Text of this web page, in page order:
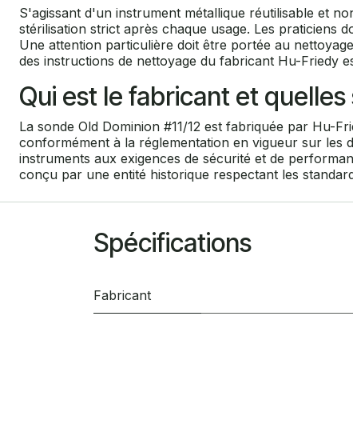
S'agissant d'un instrument métallique réutilisable et
stérilisation strict après chaque usage. Les praticiens
Une attention particulière doit être portée au
des instructions de nettoyage du fabricant Hu-Friedy
Qui est le fabricant et
La sonde Old Dominion #11/12 est fabriquée par Hu-
conformément à la réglementation en vigueur sur les
instruments aux exigences de sécurité et de
conçu par une entité historique respectant les
Spécifications
Fabricant